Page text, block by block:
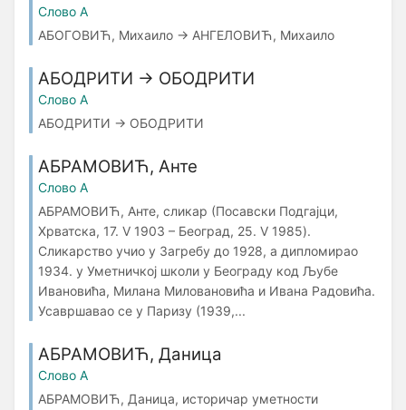
Слово А
АБОГОВИЋ, Михаило → АНГЕЛОВИЋ, Михаило
АБОДРИТИ → ОБОДРИТИ
Слово А
АБОДРИТИ → ОБОДРИТИ
АБРАМОВИЋ, Анте
Слово А
АБРАМОВИЋ, Анте, сликар (Посавски Подгајци,
Хрватска, 17. V 1903 – Београд, 25. V 1985).
Сликарство учио у Загребу до 1928, а дипломирао
1934. у Уметничкој школи у Београду код Љубе
Ивановића, Милана Миловановића и Ивана Радовића.
Усавршавао се у Паризу (1939,...
АБРАМОВИЋ, Даница
Слово А
АБРАМОВИЋ, Даница, историчар уметности